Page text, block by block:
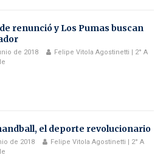
renunció y Los Pumas buscan
de 2018
Felipe Vitola Agostinetti | 2° A
el deporte revolucionario
de 2018
Felipe Vitola Agostinetti | 2° A